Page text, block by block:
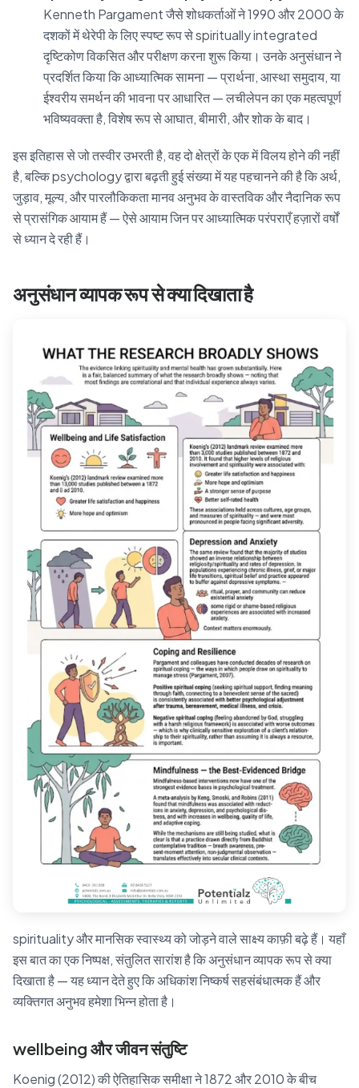
Kenneth Pargament जैसे शोधकर्ताओं ने 1990 और 2000 के
दशकों में थेरेपी के लिए स्पष्ट रूप से spiritually integrated
दृष्टिकोण विकसित और परीक्षण करना शुरू किया। उनके अनुसंधान ने
प्रदर्शित किया कि आध्यात्मिक सामना — प्रार्थना, आस्था समुदाय, या
ईश्वरीय समर्थन की भावना पर आधारित — लचीलेपन का एक महत्वपूर्ण
भविष्यवक्ता है, विशेष रूप से आघात, बीमारी, और शोक के बाद।
इस इतिहास से जो तस्वीर उभरती है, वह दो क्षेत्रों के एक में विलय होने की नहीं
है, बल्कि psychology द्वारा बढ़ती हुई संख्या में यह पहचानने की है कि अर्थ,
जुड़ाव, मूल्य, और पारलौकिकता मानव अनुभव के वास्तविक और नैदानिक रूप
से प्रासंगिक आयाम हैं — ऐसे आयाम जिन पर आध्यात्मिक परंपराएँ हज़ारों वर्षों
से ध्यान दे रही हैं।
अनुसंधान व्यापक रूप से क्या दिखाता है
spirituality और मानसिक स्वास्थ्य को जोड़ने वाले साक्ष्य काफ़ी बढ़े हैं। यहाँ
इस बात का एक निष्पक्ष, संतुलित सारांश है कि अनुसंधान व्यापक रूप से क्या
दिखाता है — यह ध्यान देते हुए कि अधिकांश निष्कर्ष सहसंबंधात्मक हैं और
व्यक्तिगत अनुभव हमेशा भिन्न होता है।
wellbeing और जीवन संतुष्टि
Koenig (2012) की ऐतिहासिक समीक्षा ने 1872 और 2010 के बीच